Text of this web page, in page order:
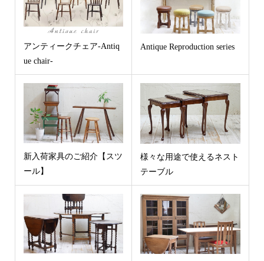
アンティークチェア-Antiq
ue chair-
Antique Reproduction series
新入荷家具のご紹介【スツ
ール】
様々な用途で使えるネスト
テーブル